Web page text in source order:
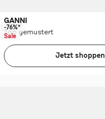
GANNI
Top gemustert
-76%*
Sale
Jetzt shoppen